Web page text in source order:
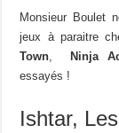
Monsieur Boulet
jeux à paraitre
Town ,Ninja
essayés !
Ishtar,